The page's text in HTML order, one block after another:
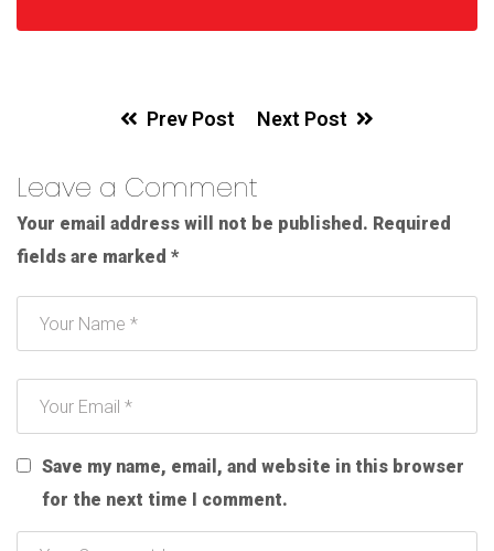
Prev Post Next Post
Leave a Comment
Your email address will not be published. Required
fields are marked *
Save my name, email, and website in this browser
for the next time I comment.